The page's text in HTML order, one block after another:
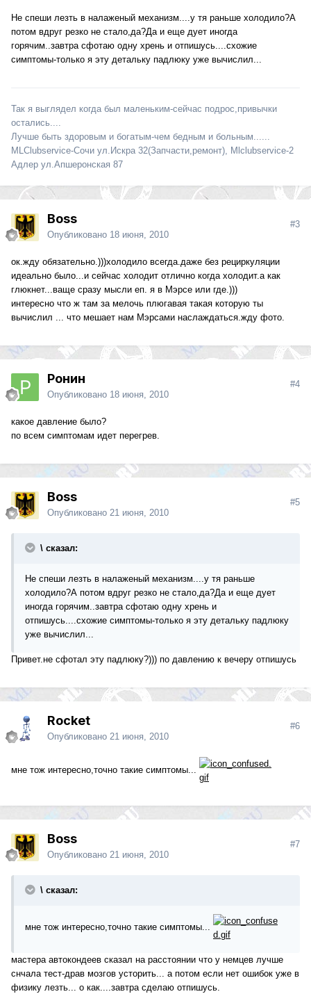
Не спеши лезть в налаженый механизм....у тя раньше холодило?А
потом вдруг резко не стало,да?Да и еще дует иногда
горячим..завтра сфотаю одну хрень и отпишусь....схожие
симптомы-только я эту детальку падлюку уже вычислил...
Так я выглядел когда был маленьким-сейчас подрос,привычки
остались....
Лучше быть здоровым и богатым-чем бедным и больным......
MLClubservice-Сочи ул.Искра 32(Запчасти,ремонт), Mlclubservice-2
Адлер ул.Апшеронская 87
Boss
Опубликовано 18 июня, 2010
#3
ок.жду обязательно.)))холодило всегда.даже без рециркуляции
идеально было...и сейчас холодит отлично когда холодит.а как
глюкнет...ваще сразу мысли еп. я в Мэрсе или где.)))
интересно что ж там за мелочь плюгавая такая которую ты
вычислил ... что мешает нам Мэрсами наслаждаться.жду фото.
Ронин
Опубликовано 18 июня, 2010
#4
какое давление было?
по всем симптомам идет перегрев.
Boss
Опубликовано 21 июня, 2010
#5
\ сказал:
Не спеши лезть в налаженый механизм....у тя раньше
холодило?А потом вдруг резко не стало,да?Да и еще дует
иногда горячим..завтра сфотаю одну хрень и
отпишусь....схожие симптомы-только я эту детальку падлюку
уже вычислил...
Привет.не сфотал эту падлюку?))) по давлению к вечеру отпишусь
Rocket
Опубликовано 21 июня, 2010
#6
мне тож интересно,точно такие симптомы...
Boss
Опубликовано 21 июня, 2010
#7
\ сказал:
мне тож интересно,точно такие симптомы...
мастера автокондеев сказал на расстоянии что у немцев лучше
снчала тест-драв мозгов усторить... а потом если нет ошибок уже в
физику лезть... о как....завтра сделаю отпишусь.